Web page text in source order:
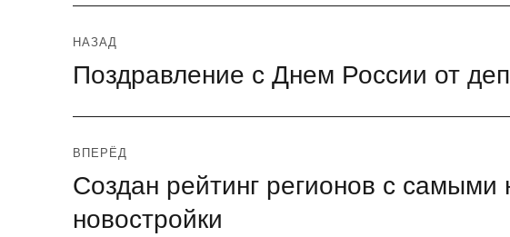
Навигация
по
записям
НАЗАД
Предыдущая
запись:
Поздравление с Днем России от
ВПЕРЁД
Следующая
запись:
Создан рейтинг регионов с
новостройки